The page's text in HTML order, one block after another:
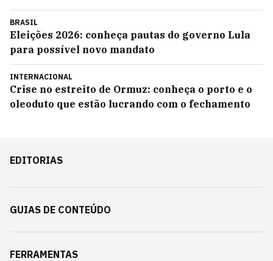
BRASIL
Eleições 2026: conheça pautas do governo Lula
para possível novo mandato
INTERNACIONAL
Crise no estreito de Ormuz: conheça o porto e o
oleoduto que estão lucrando com o fechamento
EDITORIAS
GUIAS DE CONTEÚDO
FERRAMENTAS